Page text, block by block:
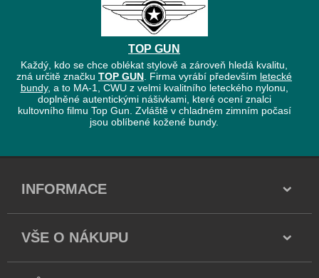
TOP GUN
Každý, kdo se chce oblékat stylově a zároveň hledá kvalitu,
zná určitě značku TOP GUN . Firma vyrábí především letecké
bundy, a to MA-1, CWU z velmi kvalitního leteckého nylonu,
doplněné autentickými nášivkami, které ocení znalci
kultovního filmu Top Gun. Zvláště v chladném zimním počasí
jsou oblíbené kožené bundy.
INFORMACE
VŠE O NÁKUPU